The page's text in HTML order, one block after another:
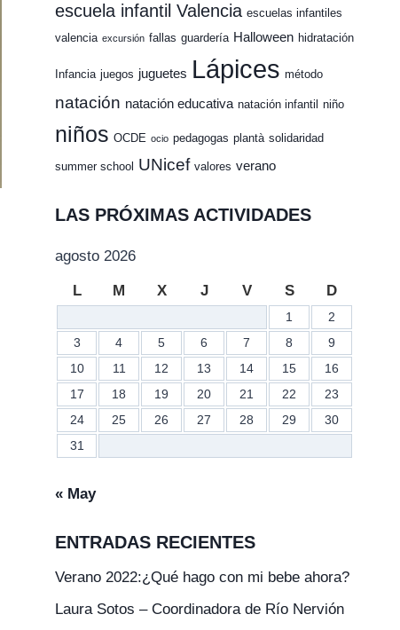
escuela infantil Valencia escuelas infantiles
valencia excursión fallas guardería Halloween hidratación
Infancia juegos juguetes Lápices método
natación natación educativa natación infantil niño
niños OCDE ocio pedagogas plantà solidaridad
summer school UNicef valores verano
LAS PRÓXIMAS ACTIVIDADES
agosto 2026
L M X J V S D
1
2
3
4 5 6 7 8
9
10
11 12 13 14 15
16
17
18 19 20 21 22
23
24
25 26 27 28 29
30
31
« May
ENTRADAS RECIENTES
Verano 2022:¿Qué hago con mi bebe ahora?
Laura Sotos – Coordinadora de Río Nervión